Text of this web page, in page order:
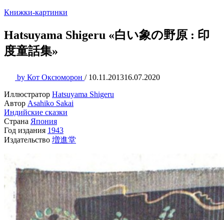
Книжки-картинки
Hatsuyama Shigeru «白い象の野原 : 印
度童話集»
by Кот Оксюморон / 10.11.201316.07.2020
Иллюстратор Hatsuyama Shigeru
Автор Asahiko Sakai
Индийские сказки
Страна Япония
Год издания 1943
Издательство 増進堂